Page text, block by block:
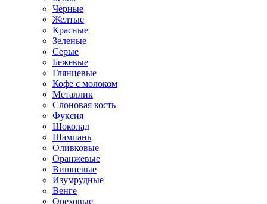
Черные
Желтые
Красные
Зеленые
Серые
Бежевые
Глянцевые
Кофе с молоком
Металлик
Слоновая кость
Фуксия
Шоколад
Шампань
Оливковые
Оранжевые
Вишневые
Изумрудные
Венге
Ореховые